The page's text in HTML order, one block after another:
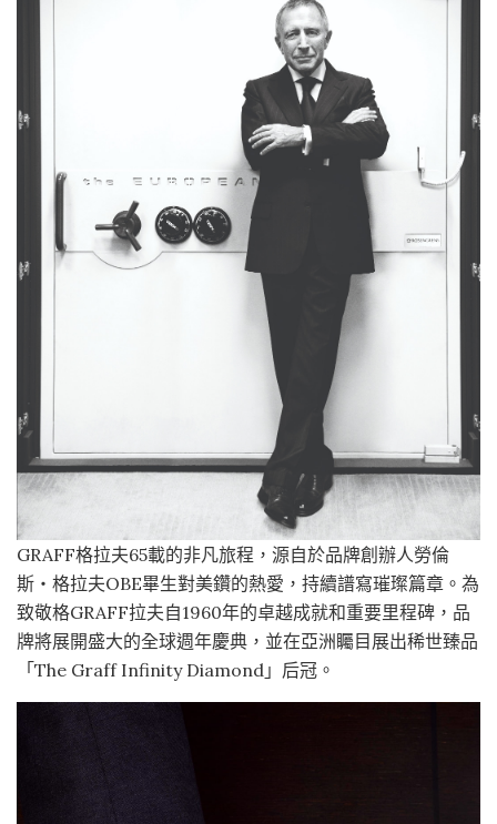
GRAFF格拉夫65載的非凡旅程，源自於品牌創辦人勞倫
斯・格拉夫OBE畢生對美鑽的熱愛，持續譜寫璀璨篇章。為
致敬格GRAFF拉夫自1960年的卓越成就和重要里程碑，品
牌將展開盛大的全球週年慶典，並在亞洲矚目展出稀世臻品
「The Graff Infinity Diamond」后冠。